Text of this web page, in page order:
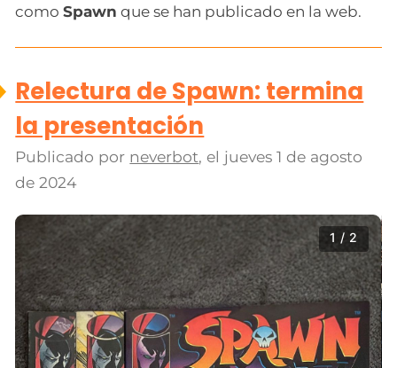
comoSpawn que se han publicado en la web.
Relectura de Spawn: termina
la presentación
Publicado por neverbot, el jueves 1 de agosto
de 2024
1 / 2